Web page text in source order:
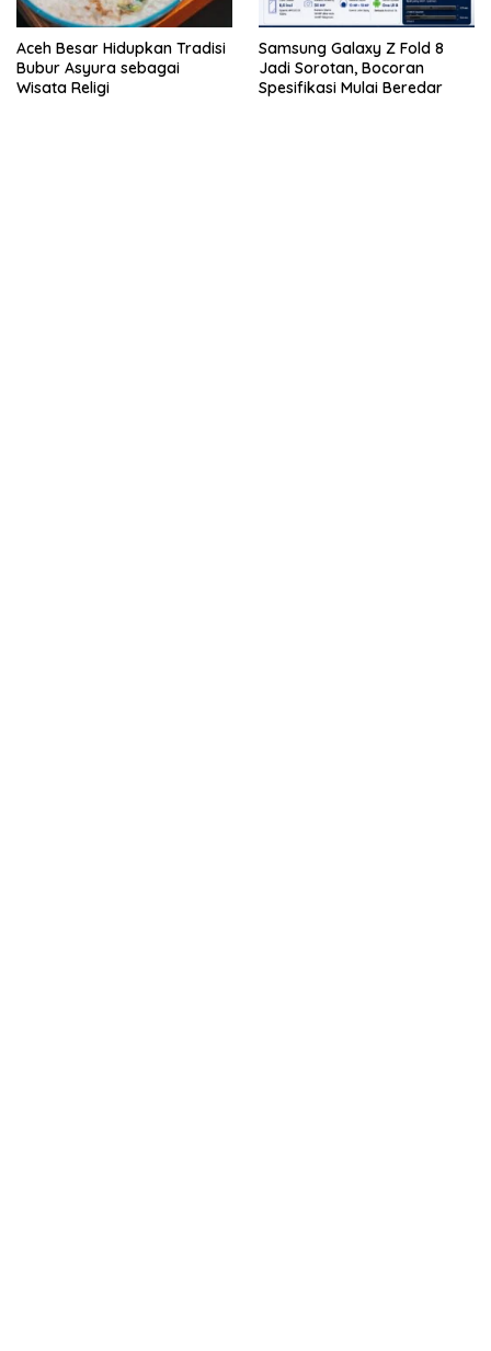
Aceh Besar Hidupkan Tradisi
Bubur Asyura sebagai
Wisata Religi
Samsung Galaxy Z Fold 8
Jadi Sorotan, Bocoran
Spesifikasi Mulai Beredar